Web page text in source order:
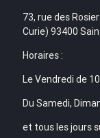
73, rue des
Curie) 93400
Horaires :
Le Vendredi de
Du Samedi,
et tous les jours